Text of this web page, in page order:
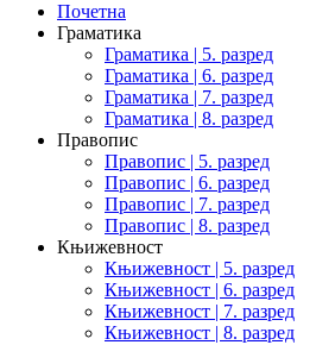
Почетна
Граматика
Граматика | 5. разред
Граматика | 6. разред
Граматика | 7. разред
Граматика | 8. разред
Правопис
Правопис | 5. разред
Правопис | 6. разред
Правопис | 7. разред
Правопис | 8. разред
Књижевност
Књижевност | 5. разред
Књижевност | 6. разред
Књижевност | 7. разред
Књижевност | 8. разред